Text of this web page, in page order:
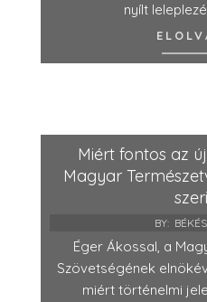
nyílt
Miért fontos az
Magyar
BY:
Éger Ákossal, a
Szövetségének
miért történelmi